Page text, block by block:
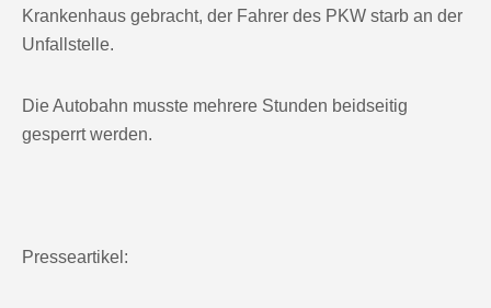
Krankenhaus gebracht, der Fahrer des PKW starb an der
Unfallstelle.
Die Autobahn musste mehrere Stunden beidseitig
gesperrt werden.
Presseartikel: